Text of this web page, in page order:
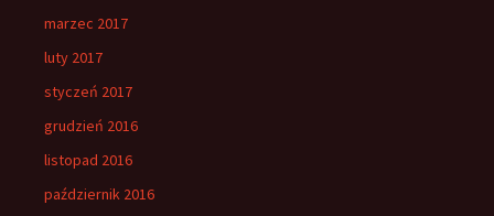
marzec 2017
luty 2017
styczeń 2017
grudzień 2016
listopad 2016
październik 2016